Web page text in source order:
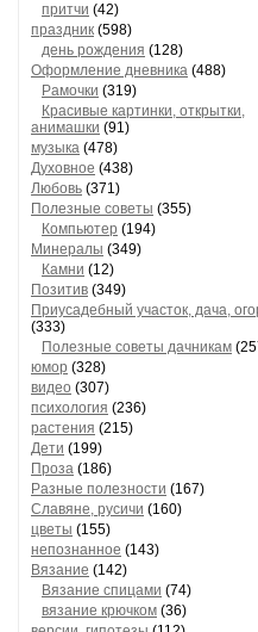
притчи (42)
праздник (598)
день рождения (128)
Оформление дневника (488)
Рамочки (319)
Красивые картинки, открытки,
анимашки (91)
музыка (478)
Духовное (438)
Любовь (371)
Полезные советы (355)
Компьютер (194)
Минералы (349)
Камни (12)
Позитив (349)
Приусадебный участок, дача,
(333)
Полезные советы дачникам
юмор (328)
видео (307)
психология (236)
растения (215)
Дети (199)
Проза (186)
Разные полезности (167)
Славяне, русичи (160)
цветы (155)
непознанное (143)
Вязание (142)
Вязание спицами (74)
вязание крючком (36)